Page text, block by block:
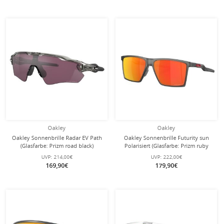
Oakley
Oakley Sonnenbrille Radar EV Path
(Glasfarbe: Prizm road black)
grau/ink - 1 Brille mit
Hartschalenetui
UVP: 214,00€
169,90€
Oakley
Oakley Sonnenbrille Futurity sun
Polarisiert (Glasfarbe: Prizm ruby
polarized) grau - 1 Brille
UVP: 222,00€
179,90€